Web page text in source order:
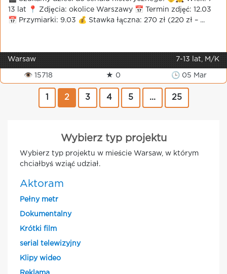
13 lat 📍 Zdjęcia: okolice Warszawy 📅 Termin zdjęć: 12.03
📅 Przymiarki: 9.03 💰 Stawka łączna: 270 zł (220 zł – ...
Warsaw 7-13 lat, M/K
👁 15718 ★ 0 🕒 05 Mar
2 3 4 5 ... 25
Wybierz typ projektu
Wybierz typ projektu w mieście Warsaw, w którym
chciałbyś wziąć udział.
Aktoram
Pełny metr
Dokumentalny
Krótki film
serial telewizyjny
Klipy wideo